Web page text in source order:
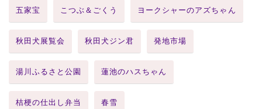
五家宝 こつぶ＆ごくう ヨークシャーのアズちゃん
秋田犬展覧会 秋田犬ジン君 発地市場
湯川ふるさと公園 蓮池のハスちゃん
桔梗の仕出し弁当 春雪